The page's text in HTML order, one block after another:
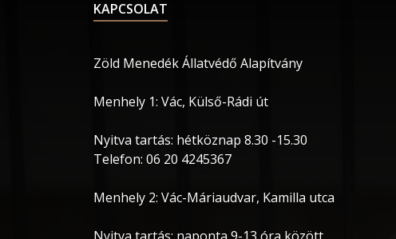
KAPCSOLAT
Zöld Menedék Állatvédő Alapítvány
Menhely 1: Vác, Külső-Rádi út
Nyitva tartás: hétköznap 8.30 -15.30
Telefon: 06 20 4245367
Menhely 2: Vác-Máriaudvar, Kamilla utca